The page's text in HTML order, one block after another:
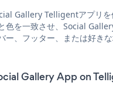
Gallery Telligentアプリを
色を一致させ、Social
ー、フッター、または好き
Gallery App on